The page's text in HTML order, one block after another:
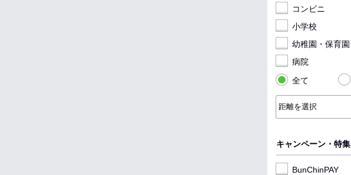
コンビニ
小学校
幼稚園・保育園
病院
全て
キャンペーン・特集
BunChinPAY